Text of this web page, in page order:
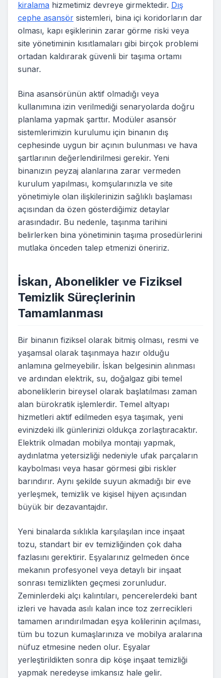
kiralama hizmetimiz devreye girmektedir. Dış
cephe asansör sistemleri, bina içi koridorların dar
olması, kapı eşiklerinin zarar görme riski veya
site yönetiminin kısıtlamaları gibi birçok problemi
ortadan kaldırarak güvenli bir taşıma ortamı
sunar.
Bina asansörünün aktif olmadığı veya
kullanımına izin verilmediği senaryolarda doğru
planlama yapmak şarttır. Modüler asansör
sistemlerimizin kurulumu için binanın dış
cephesinde uygun bir açının bulunması ve hava
şartlarının değerlendirilmesi gerekir. Yeni
binanızın peyzaj alanlarına zarar vermeden
kurulum yapılması, komşularınızla ve site
yönetimiyle olan ilişkilerinizin sağlıklı başlaması
açısından da özen gösterdiğimiz detaylar
arasındadır. Bu nedenle, taşınma tarihini
belirlerken bina yönetiminin taşıma prosedürlerini
mutlaka önceden talep etmenizi öneririz.
İskan, Abonelikler ve Fiziksel
Temizlik Süreçlerinin
Tamamlanması
Bir binanın fiziksel olarak bitmiş olması, resmi ve
yaşamsal olarak taşınmaya hazır olduğu
anlamına gelmeyebilir. İskan belgesinin alınması
ve ardından elektrik, su, doğalgaz gibi temel
aboneliklerin bireysel olarak başlatılması zaman
alan bürokratik işlemlerdir. Temel altyapı
hizmetleri aktif edilmeden eşya taşımak, yeni
evinizdeki ilk günlerinizi oldukça zorlaştıracaktır.
Elektrik olmadan mobilya montajı yapmak,
aydınlatma yetersizliği nedeniyle ufak parçaların
kaybolması veya hasar görmesi gibi riskler
barındırır. Aynı şekilde suyun akmadığı bir eve
yerleşmek, temizlik ve kişisel hijyen açısından
büyük bir dezavantajdır.
Yeni binalarda sıklıkla karşılaşılan ince inşaat
tozu, standart bir ev temizliğinden çok daha
fazlasını gerektirir. Eşyalarınız gelmeden önce
mekanın profesyonel veya detaylı bir inşaat
sonrası temizlikten geçmesi zorunludur.
Zeminlerdeki alçı kalıntıları, pencerelerdeki bant
izleri ve havada asılı kalan ince toz zerrecikleri
tamamen arındırılmadan eşya kolilerinin açılması,
tüm bu tozun kumaşlarınıza ve mobilya aralarına
nüfuz etmesine neden olur. Eşyalar
yerleştirildikten sonra dip köşe inşaat temizliği
yapmak neredeyse imkansız hale gelir.